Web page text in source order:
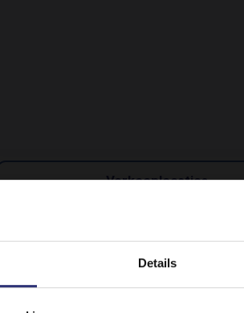
Details
Verkooplocaties
Droge Rijst